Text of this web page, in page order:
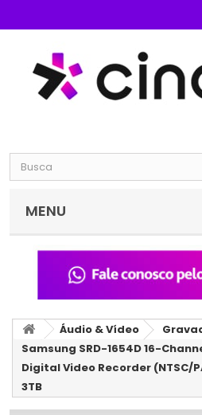
MENU
Áudio & Vídeo
Samsung SRD-1654D 16-
Digital Video Recorder (NTSC/
3TB